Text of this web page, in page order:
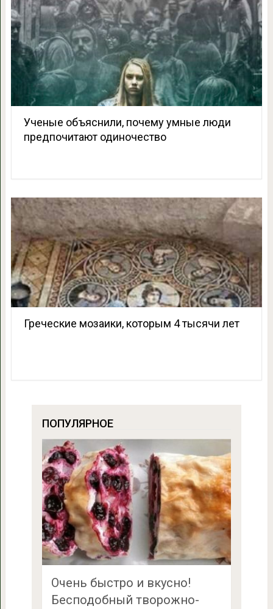
Ученые объяснили, почему умные люди
предпочитают одиночество
Греческие мозаики, которым 4 тысячи лет
ПОПУЛЯРНОЕ
Очень быстро и вкусно!
Бесподобный творожно-